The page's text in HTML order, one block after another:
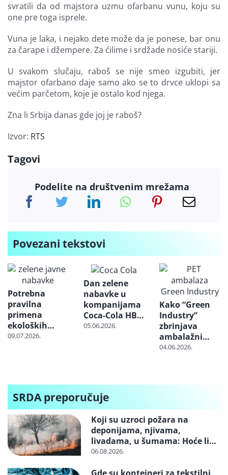
svratili da od majstora uzmu ofarbanu vunu, koju su
one pre toga isprele.
Vuna je laka, i nejako dete može da je ponese, bar onu
za čarape i džempere. Za ćilime i srdžade nosiće stariji.
U svakom slučaju, raboš se nije smeo izgubiti, jer
majstor ofarbano daje samo ako se to drvce uklopi sa
većim parčetom, koje je ostalo kod njega.
Zna li Srbija danas gde joj je raboš?
Izvor: RTS
Tagovi
Podelite na društvenim mrežama
Povezani tekstovi
Potrebna
pravilna
primena
ekoloških
kriterijuma –
lokalnim
samoupravama
09.07.2026.
Dan zelene
nabavke u
kompanijama
Coca-Cola HBC
Srbija i Bambi:
05.06.2026.
Kako “Green
Industry”
zbrinjava
ambalažni
otpad za firme
reciklaža i
otpad na
pravom mestu
04.06.2026.
SRDA preporučuje
Koji su uzroci požara na
deponijama, njivama,
livadama, u šumama: Hoće li
neko konačno biti kažnjen
06.08.2026.